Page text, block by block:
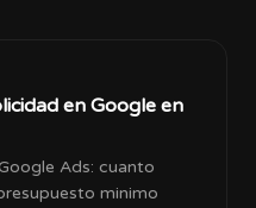
en Google en
Ads: cuanto
minimo